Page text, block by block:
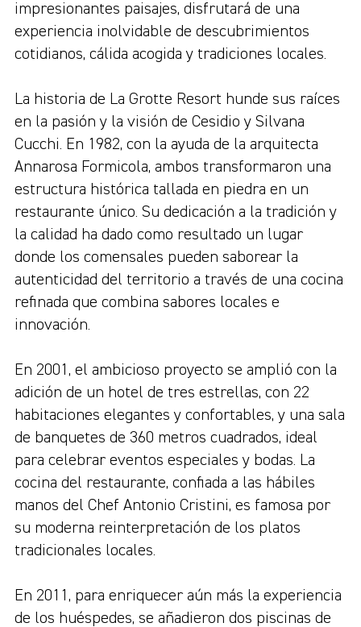
impresionantes paisajes, disfrutará de una
experiencia inolvidable de descubrimientos
cotidianos, cálida acogida y tradiciones locales.
La historia de La Grotte Resort hunde sus raíces
en la pasión y la visión de Cesidio y Silvana
Cucchi. En 1982, con la ayuda de la arquitecta
Annarosa Formicola, ambos transformaron una
estructura histórica tallada en piedra en un
restaurante único. Su dedicación a la tradición y
la calidad ha dado como resultado un lugar
donde los comensales pueden saborear la
autenticidad del territorio a través de una cocina
refinada que combina sabores locales e
innovación.
En 2001, el ambicioso proyecto se amplió con la
adición de un hotel de tres estrellas, con 22
habitaciones elegantes y confortables, y una sala
de banquetes de 360 metros cuadrados, ideal
para celebrar eventos especiales y bodas. La
cocina del restaurante, confiada a las hábiles
manos del Chef Antonio Cristini, es famosa por
su moderna reinterpretación de los platos
tradicionales locales.
En 2011, para enriquecer aún más la experiencia
de los huéspedes, se añadieron dos piscinas de